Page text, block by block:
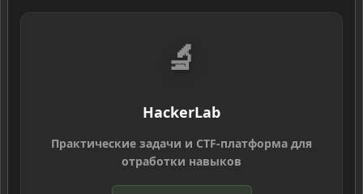
🔬
HackerLab
Практические задачи и CTF-платформа для
отработки навыков